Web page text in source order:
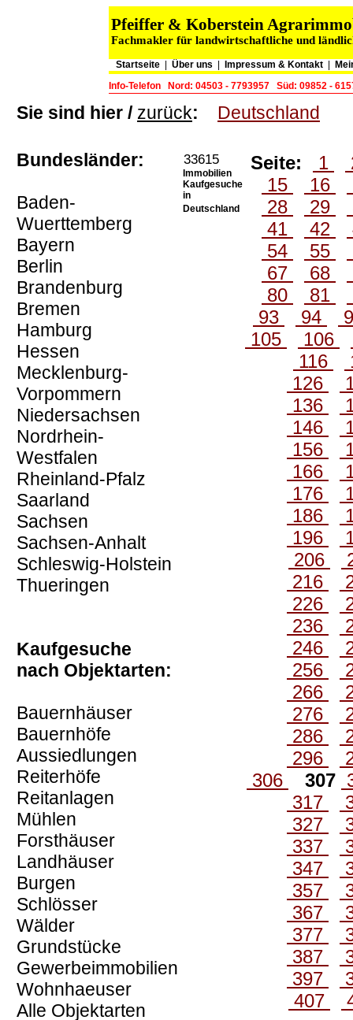
Pfeiffer & Koberstein
Fachmakler für landwirtschaftliche und
Startseite Über uns Impressum & Kontakt
Info-Telefon
Nord: 04503 - 7793957 Süd: 09852 -
Sie sind hier / zurück: Deutschland
Bundesländer:
Baden-
Wuerttemberg
Bayern
Berlin
Brandenburg
Bremen
Hamburg
Hessen
Mecklenburg-
Vorpommern
Niedersachsen
Nordrhein-
Westfalen
Rheinland-Pfalz
Saarland
Sachsen
Sachsen-Anhalt
Schleswig-Holstein
Thueringen
Kaufgesuche
nach Objektarten:
Bauernhäuser
Bauernhöfe
Aussiedlungen
Reiterhöfe
Reitanlagen
Mühlen
Forsthäuser
Landhäuser
Burgen
Schlösser
Wälder
Grundstücke
Gewerbeimmobilien
Wohnhaeuser
Alle Objektarten
33615
Immobilien
Kaufgesuche
in
Deutschland
Seite: 1
15
16
28
29
41
42
54
55
67
68
80
81
93
94
105
106
116
126
136
146
156
166
176
186
196
206
216
226
236
246
256
266
276
286
296
306
307
317
327
337
347
357
367
377
387
397
407